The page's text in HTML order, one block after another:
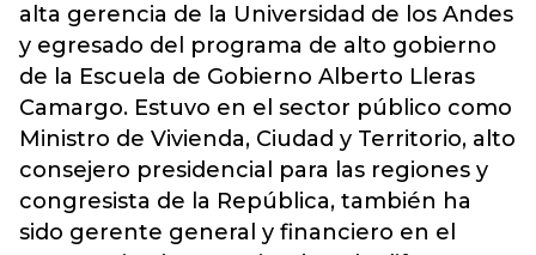
alta gerencia de la Universidad de los Andes
y egresado del programa de alto gobierno
de la Escuela de Gobierno Alberto Lleras
Camargo. Estuvo en el sector público como
Ministro de Vivienda, Ciudad y Territorio, alto
consejero presidencial para las regiones y
congresista de la República, también ha
sido gerente general y financiero en el